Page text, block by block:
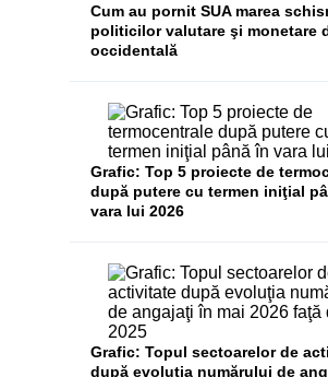
Cum au pornit SUA marea
politicilor valutare şi monetare
occidentală
Grafic: Top 5 proiecte de
după putere cu termen iniţial
vara lui 2026
Grafic: Topul sectoarelor de
după evoluţia numărului de